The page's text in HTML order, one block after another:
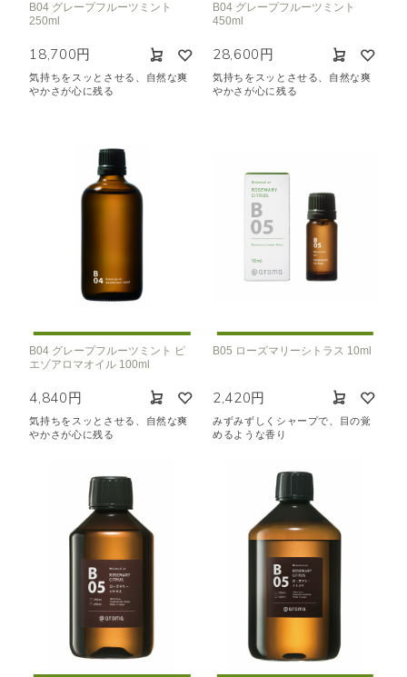
B04 グレープフルーツミント
250ml
18,700円
気持ちをスッとさせる、自然な爽
やかさが心に残る
B04 グレープフルーツミント
450ml
28,600円
気持ちをスッとさせる、自然な爽
やかさが心に残る
B04 グレープフルーツミント ピ
エゾアロマオイル 100ml
4,840円
気持ちをスッとさせる、自然な爽
やかさが心に残る
B05 ローズマリーシトラス 10ml
2,420円
みずみずしくシャープで、目の覚
めるような香り